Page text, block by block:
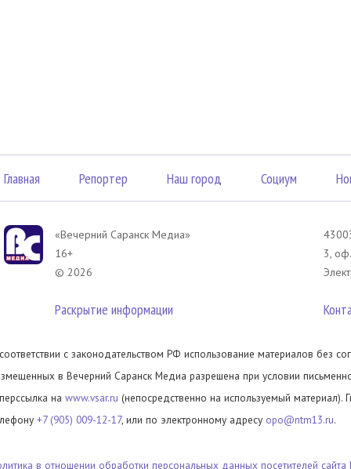
Главная Репортер Наш город Социум
«Вечерний Саранск Mедиа»
16+
© 2026
Раскрытие информации
3,
с законодательством РФ использование материалов без
в Вечерний Саранск Медиа разрешена при условии
на www.vsar.ru (непосредственно на используемый материал).
+7 (905) 009-12-17, или по электронному адресу opo@ntm13.ru.
в отношении обработки персональных данных посетителей